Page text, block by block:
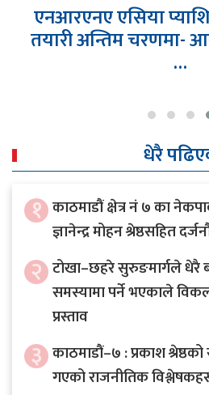
एनआरएनए एसिया
तयारी अन्तिम चरणमा-
…
धेरै
१ काठमाडौं क्षेत्र नं ७ का
ज्ञानेन्द्र मोहन श्रेष्ठसहित
२ टोखा–छहरे सुरुङमार्गले धेरै
समस्यामा पर्ने भएकाले
प्रस्ताव
३ काठमाडौं–७ : प्रकाश
गएको राजनीतिक